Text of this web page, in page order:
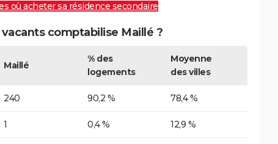
où acheter sa résidence secondaire
comptabilise Maillé ?
Maillé
% des
logements
Moyenne
des villes
240 90,2 % 78,4 %
1 0,4 % 12,9 %